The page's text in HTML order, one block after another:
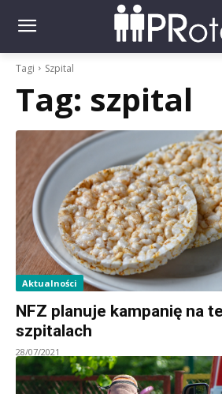
Tagi Szpital
Tag: szpital
Aktualności
NFZ planuje kampanię na
szpitalach
28/07/2021